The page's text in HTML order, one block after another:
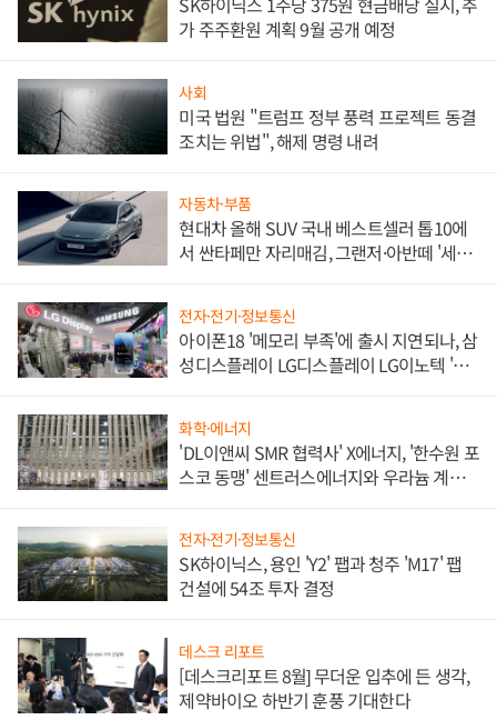
가 주주환원 계획 9월 공개 예정
사회
미국 법원 "트럼프 정부 풍력 프로젝트 동결
조치는 위법", 해제 명령 내려
자동차·부품
현대차 올해 SUV 국내 베스트셀러 톱10에
서 싼타페만 자리매김, 그랜저·아반떼 '세단
전자·전기·정보통신
아이폰18 '메모리 부족'에 출시 지연되나, 삼
성디스플레이 LG디스플레이 LG이노텍 '탈
화학·에너지
'DL이앤씨 SMR 협력사' X에너지, '한수원 포
스코 동맹' 센트러스에너지와 우라늄 계약
전자·전기·정보통신
SK하이닉스, 용인 'Y2' 팹과 청주 'M17' 팹
건설에 54조 투자 결정
데스크 리포트
[데스크리포트 8월] 무더운 입추에 든 생각,
제약바이오 하반기 훈풍 기대한다